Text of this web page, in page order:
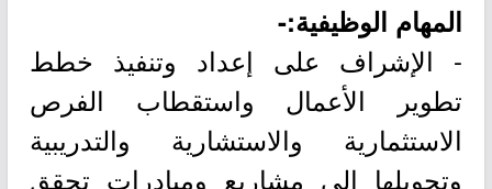
المهام الوظيفية:-
- الإشراف على إعداد وتنفيذ خطط
تطوير الأعمال واستقطاب الفرص
الاستثمارية والاستشارية والتدريبية
وتحويلها إلى مشاريع ومبادرات تحقق